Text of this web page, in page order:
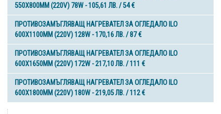
550X800MM (220V) 78W - 105,61 ЛВ. / 54 €
ПРОТИВОЗАМЪГЛЯВАЩ НАГРЕВАТЕЛ ЗА ОГЛЕДАЛО ILO
600X1100MM (220V) 128W - 170,16 ЛВ. / 87 €
ПРОТИВОЗАМЪГЛЯВАЩ НАГРЕВАТЕЛ ЗА ОГЛЕДАЛО ILO
600X1650MM (220V) 172W - 217,10 ЛВ. / 111 €
ПРОТИВОЗАМЪГЛЯВАЩ НАГРЕВАТЕЛ ЗА ОГЛЕДАЛО ILO
600X1800MM (220V) 180W - 219,05 ЛВ. / 112 €